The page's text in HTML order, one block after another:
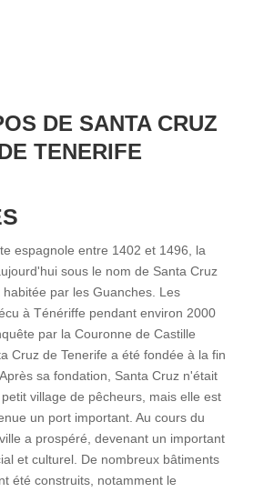
DE SANTA CRUZ
TENERIFE
espagnole entre 1402 et 1496, la
sous le nom de Santa Cruz
par les Guanches. Les
à Ténériffe pendant environ 2000
par la Couronne de Castille
Cruz de Tenerife a été fondée à la fin
sa fondation, Santa Cruz n'était
village de pêcheurs, mais elle est
un port important. Au cours du
a prospéré, devenant un important
et culturel. De nombreux bâtiments
été construits, notamment le